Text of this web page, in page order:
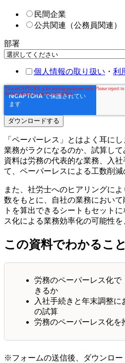
民間企業
公共関連（公務員関連）
部署
個人情報の取り扱い ・ 利
「ペーパーレス」とはよく耳に
業務がラクになるのか、試算し
資料は労務の代表的な業務、入
て、ペーパーレスによる工数削減
また、社労士へのヒアリングに
数をもとに、自社の業務におい
トを算出できるシートもセット
ス化による業務効率化の可能性を
この資料でわかること
労務のペーパーレス化で
きるか
入社手続きと年末調整
の試算
労務のペーパーレス化を
※フォームの送信後、ダウンロ